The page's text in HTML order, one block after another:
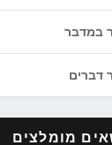
במדבר
דברים
מומלצים